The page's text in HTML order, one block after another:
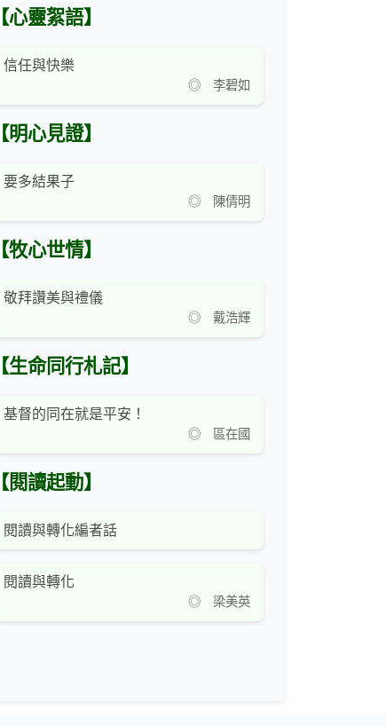
【心靈絮語】
信任與快樂
◎ 李碧如
【明心見證】
要多結果子
◎ 陳倩明
【牧心世情】
敬拜讚美與禮儀
◎ 戴浩輝
【生命同行札記】
基督的同在就是平安！
◎ 區在國
【閱讀起動】
閱讀與轉化編者話
閱讀與轉化
◎ 梁美英